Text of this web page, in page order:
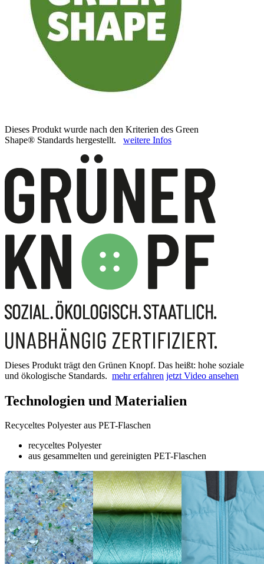
Dieses Produkt wurde nach den Kriterien des Green
Shape® Standards hergestellt. weitere Infos
Dieses Produkt trägt den Grünen Knopf. Das heißt: hohe soziale
und ökologische Standards. mehr erfahren jetzt Video ansehen
Technologien und Materialien
Recyceltes Polyester aus PET-Flaschen
recyceltes Polyester
aus gesammelten und gereinigten PET-Flaschen